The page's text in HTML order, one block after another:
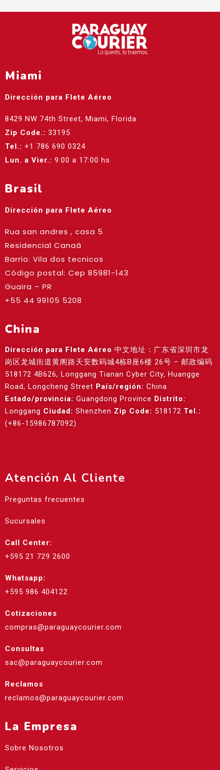
Miami
Dirección para Flete Aéreo
8429 NW 74th Street, Miami, Florida
Zip Code.: 33195
Tel.: +1 786 690 0324
Lun. a Vier.: 9:00 a 17:00 hs
Brasil
Dirección para Flete Aéreo
Rua san andres , casa 5
Residencial Canaã
Barrio: Vila dos tecnicos
Código postal: Cep 85981-143
Guaira – PR
+55 44 99105 5208
China
Dirección para Flete Aéreo 中文地址：广东省深圳市龙
岗区龙城街道黄阁路天安数码城4栋B座6楼 26号 – 邮政编码
518172 4B626, Longgang Tianan Cyber City, Huangge
Road, Longcheng Street País/región: China
Estado/provincia: Guangdong Province Distrito:
Longgang Ciudad: Shenzhen Zip Code: 518172 Tel.:
(+86-15986787092)
Atención Al Cliente
Preguntas frecuentes
Sucursales
Call Center:
+595 21 729 2600
Whatsapp:
+595 986 404122
Cotizaciones
compras@paraguaycourier.com
Consultas
sac@paraguaycourier.com
Reclamos
reclamos@paraguaycourier.com
La Empresa
Sobre Nosotros